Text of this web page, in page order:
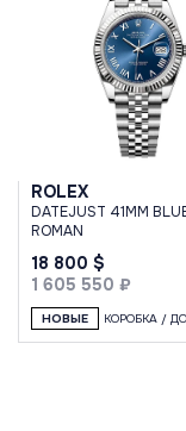
ROLEX
DATEJUST 41MM
ROMAN
18 800 $
1 605 550 ₽
НОВЫЕ КОРОБКА /